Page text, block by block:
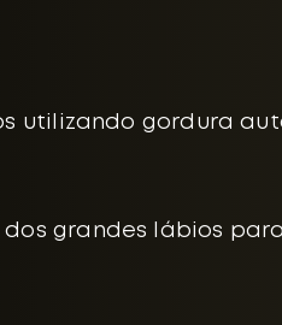
utilizando gordura
dos grandes lábios